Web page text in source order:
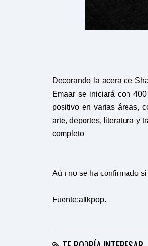
Decorando la acera de
Emaar se iniciará con
positivo en varias áreas,
arte, deportes, literatura y
completo.
Aún no se ha confirmado si
Fuente:allkpop.